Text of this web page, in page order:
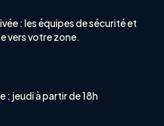
: les équipes de sécurité et
vers votre zone.
: jeudi à partir de 18h